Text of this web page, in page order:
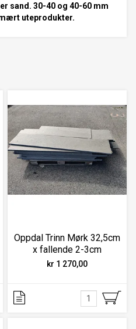
sand. 30-40 og 40-60 mm
uteprodukter.
Oppdal Trinn Mørk 32,5cm
x fallende 2-3cm
kr 1 270,00